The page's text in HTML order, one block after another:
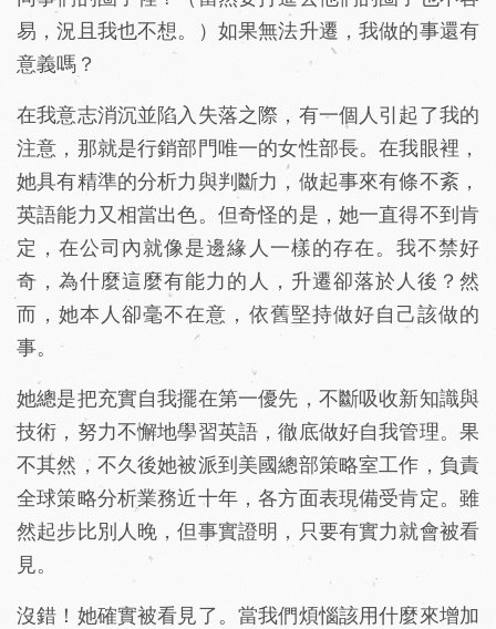
易，況且我也不想。）如果無法升遷，我做的事還有
意義嗎？
在我意志消沉並陷入失落之際，有一個人引起了我的
注意，那就是行銷部門唯一的女性部長。在我眼裡，
她具有精準的分析力與判斷力，做起事來有條不紊，
英語能力又相當出色。但奇怪的是，她一直得不到肯
定，在公司內就像是邊緣人一樣的存在。我不禁好
奇，為什麼這麼有能力的人，升遷卻落於人後？然
而，她本人卻毫不在意，依舊堅持做好自己該做的
事。
她總是把充實自我擺在第一優先，不斷吸收新知識與
技術，努力不懈地學習英語，徹底做好自我管理。果
不其然，不久後她被派到美國總部策略室工作，負責
全球策略分析業務近十年，各方面表現備受肯定。雖
然起步比別人晚，但事實證明，只要有實力就會被看
見。
沒錯！她確實被看見了。當我們煩惱該用什麼來增加